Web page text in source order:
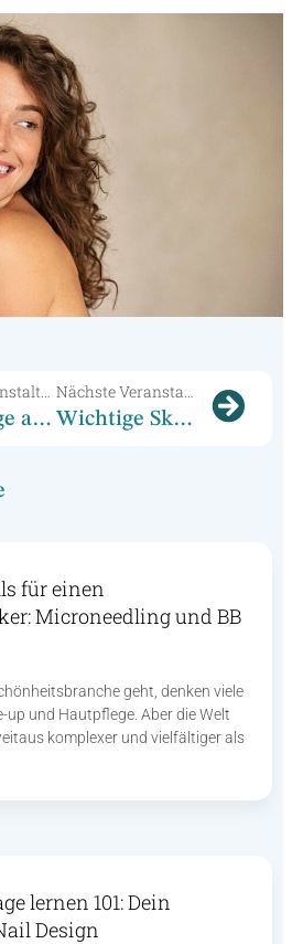
Fußpflege als Beruf: Der Weg zur Ausbildung zum Fußpfleger Wichtige Skills für einen Fachkosmetiker: Microneedling und BB Glow
für einen
Microneedling und BB
geht, denken viele
up und Hautpflege. Aber die Welt
komplexer und vielfältiger als
lernen 101: Dein
Design